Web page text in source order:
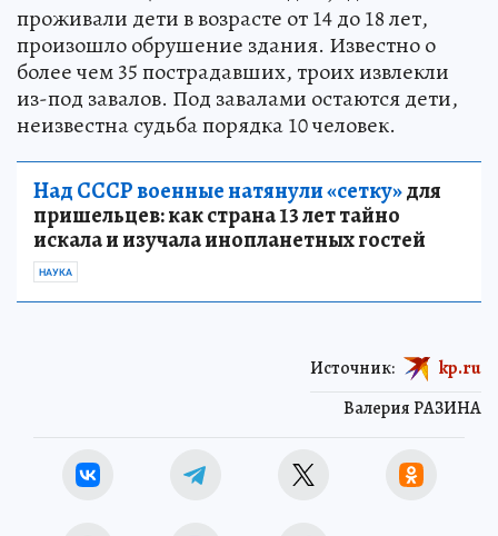
проживали дети в возрасте от 14 до 18 лет,
произошло обрушение здания. Известно о
более чем 35 пострадавших, троих извлекли
из-под завалов. Под завалами остаются дети,
неизвестна судьба порядка 10 человек.
Над СССР военные натянули «сетку»для
пришельцев: как страна 13 лет тайно
искала и изучала инопланетных гостей
НАУКА
Валерия РАЗИНА
Источник: kp.ru